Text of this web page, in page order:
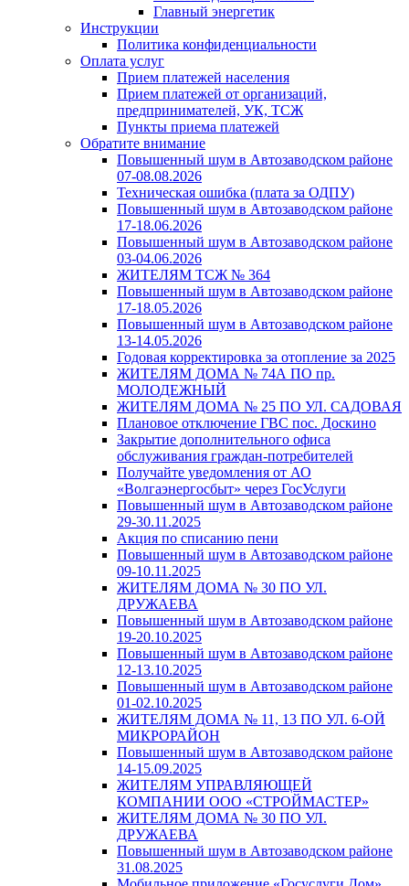
Главный энергетик
Инструкции
Политика конфиденциальности
Оплата услуг
Прием платежей населения
Прием платежей от организаций,
предпринимателей, УК, ТСЖ
Пункты приема платежей
Обратите внимание
Повышенный шум в Автозаводском районе
07-08.08.2026
Техническая ошибка (плата за ОДПУ)
Повышенный шум в Автозаводском районе
17-18.06.2026
Повышенный шум в Автозаводском районе
03-04.06.2026
ЖИТЕЛЯМ ТСЖ № 364
Повышенный шум в Автозаводском районе
17-18.05.2026
Повышенный шум в Автозаводском районе
13-14.05.2026
Годовая корректировка за отопление за 2025
ЖИТЕЛЯМ ДОМА № 74А ПО пр.
МОЛОДЕЖНЫЙ
ЖИТЕЛЯМ ДОМА № 25 ПО УЛ. САДОВАЯ
Плановое отключение ГВС пос. Доскино
Закрытие дополнительного офиса
обслуживания граждан-потребителей
Получайте уведомления от АО
«Волгаэнергосбыт» через ГосУслуги
Повышенный шум в Автозаводском районе
29-30.11.2025
Акция по списанию пени
Повышенный шум в Автозаводском районе
09-10.11.2025
ЖИТЕЛЯМ ДОМА № 30 ПО УЛ.
ДРУЖАЕВА
Повышенный шум в Автозаводском районе
19-20.10.2025
Повышенный шум в Автозаводском районе
12-13.10.2025
Повышенный шум в Автозаводском районе
01-02.10.2025
ЖИТЕЛЯМ ДОМА № 11, 13 ПО УЛ. 6-ОЙ
МИКРОРАЙОН
Повышенный шум в Автозаводском районе
14-15.09.2025
ЖИТЕЛЯМ УПРАВЛЯЮЩЕЙ
КОМПАНИИ ООО «СТРОЙМАСТЕР»
ЖИТЕЛЯМ ДОМА № 30 ПО УЛ.
ДРУЖАЕВА
Повышенный шум в Автозаводском районе
31.08.2025